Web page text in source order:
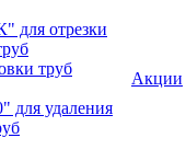
для отрезки
труб
удаления
Акции